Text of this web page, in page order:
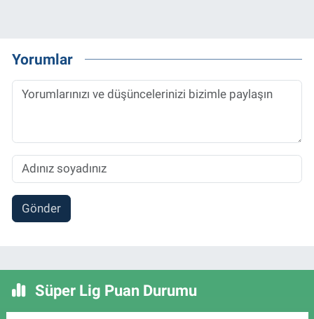
Yorumlar
Gönder
Süper Lig Puan Durumu